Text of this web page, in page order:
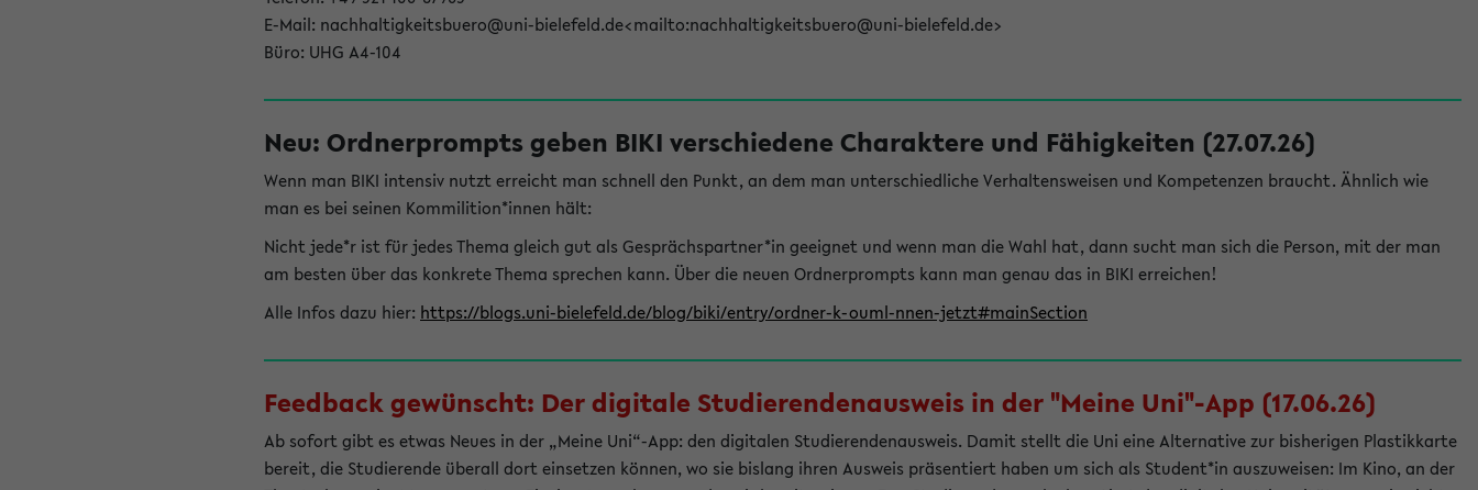
E-Mail: nachhaltigkeitsbuero@uni-bielefeld.de<mailto:nachhaltigkeitsbuero@uni-bielefeld.de>
Büro: UHG A4-104
Neu: Ordnerprompts geben BIKI verschiedene Charaktere und Fähigkeiten (27.07.26)
Wenn man BIKI intensiv nutzt erreicht man schnell den Punkt, an dem man unterschiedliche Verhaltensweisen und Kompetenzen braucht. Ähnlich wie
man es bei seinen Kommilition*innen hält:
Nicht jede*r ist für jedes Thema gleich gut als Gesprächspartner*in geeignet und wenn man die Wahl hat, dann sucht man sich die Person, mit der man
am besten über das konkrete Thema sprechen kann. Über die neuen Ordnerprompts kann man genau das in BIKI erreichen!
Alle Infos dazu hier: https://blogs.uni-bielefeld.de/blog/biki/entry/ordner-k-ouml-nnen-jetzt#mainSection
Feedback gewünscht: Der digitale Studierendenausweis in der "Meine Uni"-App (17.06.26)
Ab sofort gibt es etwas Neues in der „Meine Uni“-App: den digitalen Studierendenausweis. Damit stellt die Uni eine Alternative zur bisherigen Plastikkarte
bereit, die Studierende überall dort einsetzen können, wo sie bislang ihren Ausweis präsentiert haben um sich als Student*in auszuweisen: Im Kino, an der